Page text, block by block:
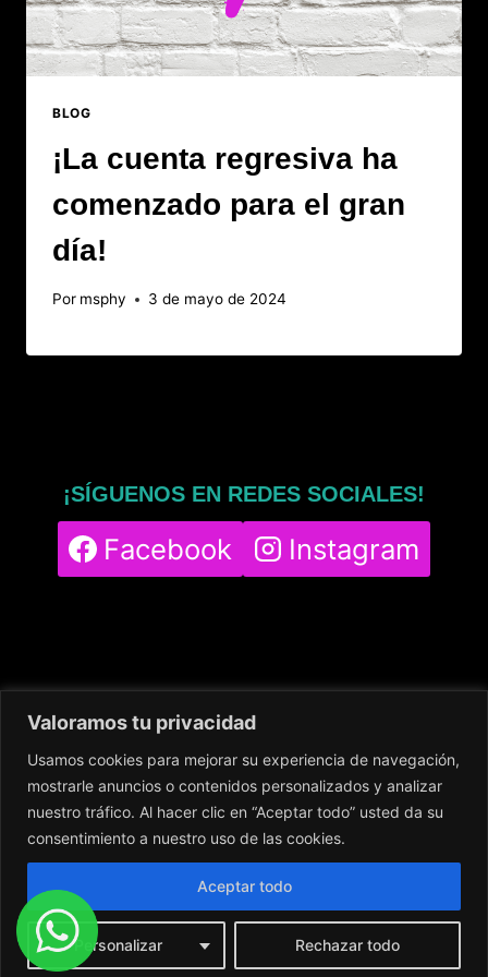
Valoramos tu privacidad
Usamos cookies para mejorar su experiencia de navegación,
mostrarle anuncios o contenidos personalizados y analizar
nuestro tráfico. Al hacer clic en “Aceptar todo” usted da su
consentimiento a nuestro uso de las cookies.
Personalizar Rechazar todo
Aceptar todo
BLOG
¡La cuenta regresiva ha
comenzado para el gran
día!
Por msphy 3 de mayo de 2024
¡SÍGUENOS EN REDES SOCIALES!
Facebook Instagram
Home Servicios
Nuestro Centro
Contacto
Blog
Política de cookies
Política de privacidad
Aviso legal
© 2024 DigitalingWolf